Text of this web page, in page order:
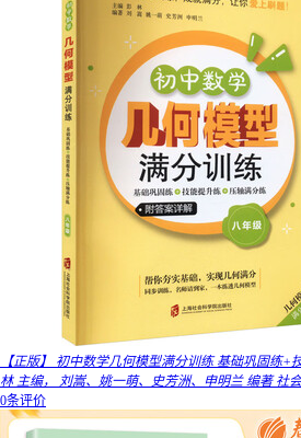
【正版】 初中数学几何模型满分训练 基础巩固练+
林 主编， 刘嵩、姚一萌、史芳洲、申明兰 编著 社
0条评价